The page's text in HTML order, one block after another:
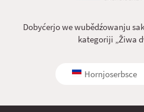
Dobyćerjo we wubědźowanju
kategoriji „Žiwa
Hornjoserbsce